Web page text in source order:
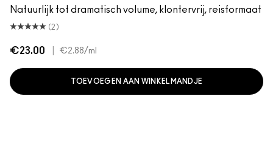
Natuurlijk tot dramatisch volume, klontervrij, reisformaat
(2)
€23.00 €2.88/ml
TOEVOEGEN AAN WINKELMANDJE